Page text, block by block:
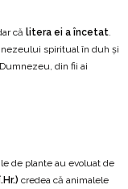
că litera ei a încetat.
spiritual în duh și
din fii ai
de plante au evoluat de
credea că animalele